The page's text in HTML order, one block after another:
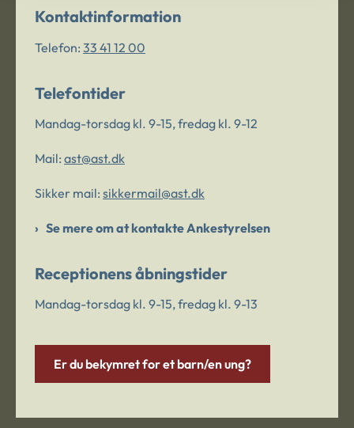
Kontaktinformation
Telefon: 33 41 12 00
Telefontider
Mandag-torsdag kl. 9-15, fredag kl. 9-12
Mail: ast@ast.dk
Sikker mail: sikkermail@ast.dk
Se mere om at kontakte Ankestyrelsen
Receptionens åbningstider
Mandag-torsdag kl. 9-15, fredag kl. 9-13
Er du bekymret for et barn/en ung?